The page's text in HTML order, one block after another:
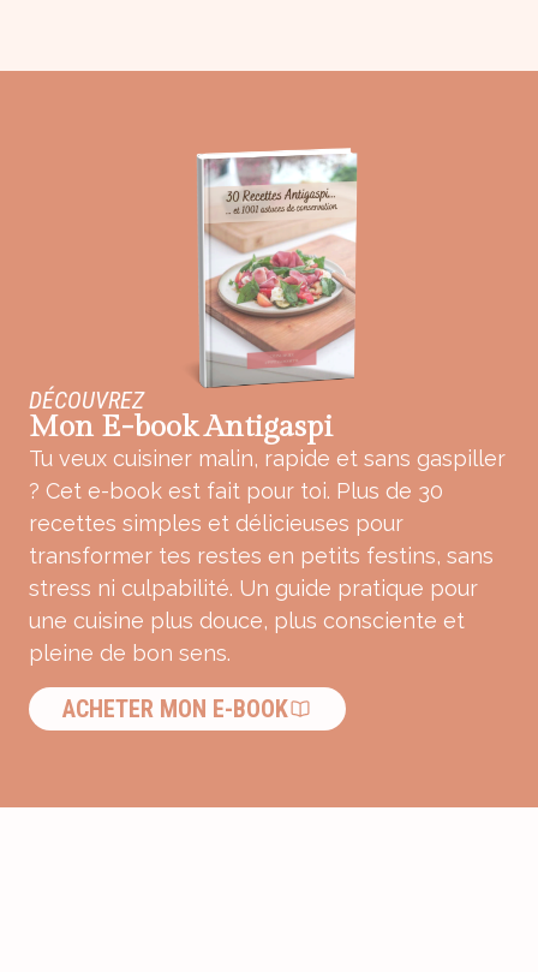
DÉCOUVREZ
Mon E-book Antigaspi
Tu veux cuisiner malin, rapide et sans gaspiller
? Cet e-book est fait pour toi. Plus de 30
recettes simples et délicieuses pour
transformer tes restes en petits festins, sans
stress ni culpabilité. Un guide pratique pour
une cuisine plus douce, plus consciente et
pleine de bon sens.
ACHETER MON E-BOOK